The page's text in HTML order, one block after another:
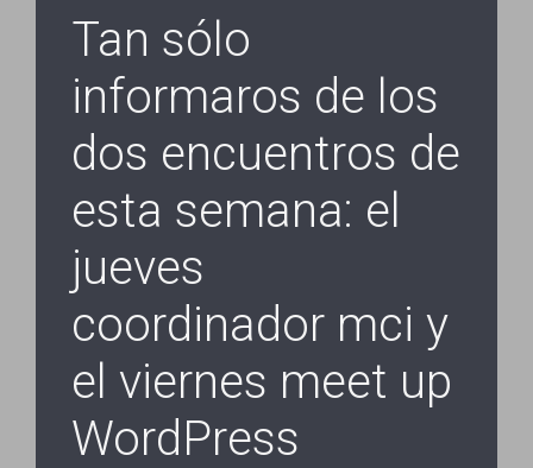
Tan sólo
informaros de los
dos encuentros de
esta semana: el
jueves
coordinador mci y
el viernes meet up
WordPress